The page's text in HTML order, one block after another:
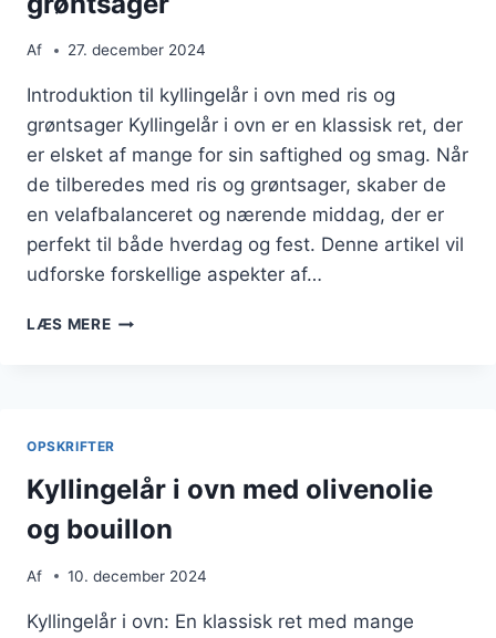
Af 27. december 2024
Introduktion til kyllingelår i ovn med ris og
grøntsager Kyllingelår i ovn er en klassisk ret, der
er elsket af mange for sin saftighed og smag. Når
de tilberedes med ris og grøntsager, skaber de
en velafbalanceret og nærende middag, der er
perfekt til både hverdag og fest. Denne artikel vil
udforske forskellige aspekter af…
LÆS MEREKYLDRINGLÆR
OPSKRIFTER
Kyllingelår i ovn med olivenolie
og bouillon
Af 10. december 2024
Kyllingelår i ovn: En klassisk ret med mange